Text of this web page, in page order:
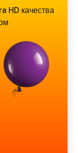
HD качества